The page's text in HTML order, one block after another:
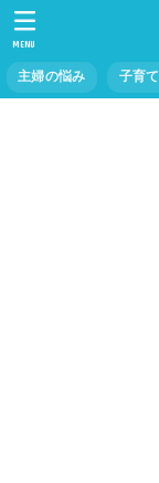
主婦の悩み 子育て
MENU